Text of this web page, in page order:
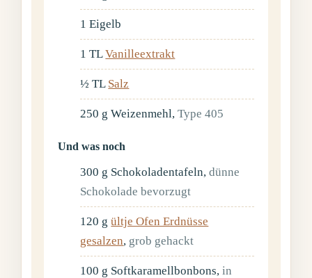
1 Eigelb
1 TL Vanilleextrakt
½ TL Salz
250 g Weizenmehl,Type 405
Und was noch
300 g Schokoladentafeln,dünne
Schokolade bevorzugt
120 g ültje Ofen Erdnüsse
gesalzen, grob gehackt
100 g Softkaramellbonbons,in